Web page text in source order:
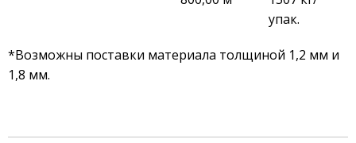
упак.
*Возможны поставки материала толщиной 1,2 мм и
1,8 мм.